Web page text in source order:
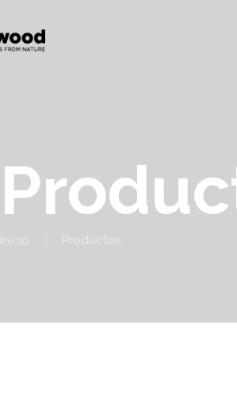
Início Productos